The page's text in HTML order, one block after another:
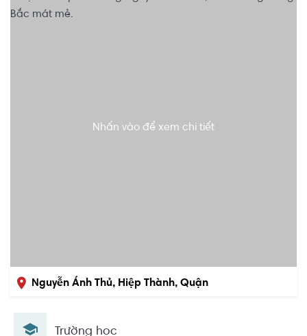
Nhấn vào để xem chi tiết
Nguyễn Ánh Thủ, Hiệp Thành, Quận
Trường học